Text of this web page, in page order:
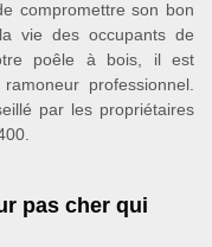
compromettre son bon
vie des occupants de
poêle à bois, il est
professionnel.
par les propriétaires
pas cher qui